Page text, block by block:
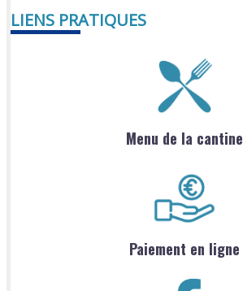
LIENS PRATIQUES
Menu de la cantine
Paiement en ligne